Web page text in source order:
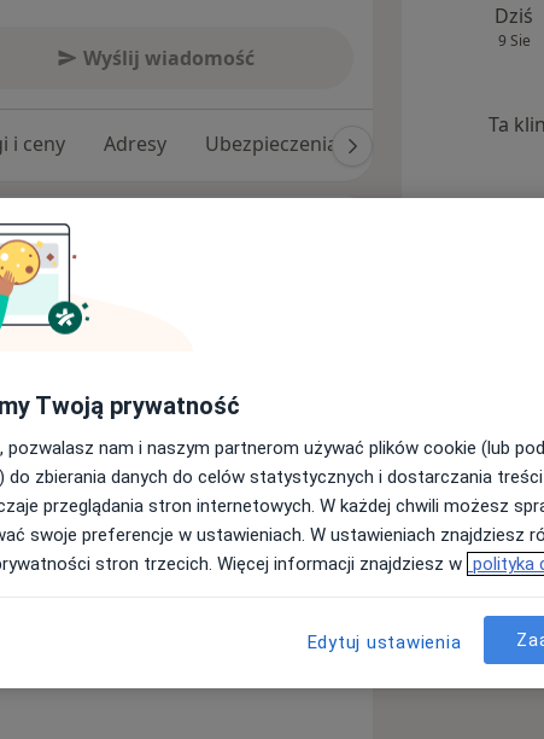
Wyślij wiadomość
i ceny Adresy Ubezpieczenia
Ginekologiczną i
tylko rozwoju kariery, ale również
ich życia. Każde spotkanie z
do budowania zaufania i otwartej
terapii.
jest kluczowa, ale to empatia i
mogę być lepszym specjalistą.
jednak wspólne osiąganie
satysfakcja.
Medicum UJ w Krakowie.
Dziś
9 Sie
Ta
Twoją prywatność
pozwalasz nam i naszym partnerom używać plików cookie (lub
do zbierania danych do celów statystycznych i dostarczania
przeglądania stron internetowych. W każdej chwili możesz
swoje preferencje w ustawieniach. W ustawieniach znajdziesz
stron trzecich. Więcej informacji znajdziesz w polityka
Edytuj ustawienia